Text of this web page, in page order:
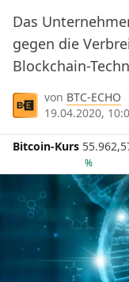
Das
gegen die
Blockchain-
von BTC-ECHO
19.04.2020,
Bitcoin-Kurs
%